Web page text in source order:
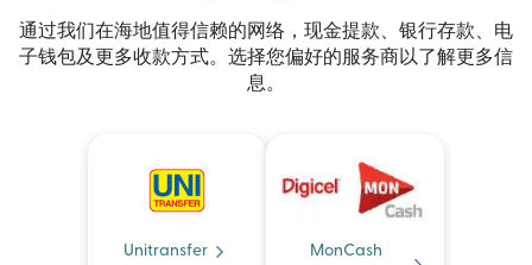
通过我们在海地值得信赖的网络，现金提款、银行存款、电
子钱包及更多收款方式。选择您偏好的服务商以了解更多信
息。
Unitransfer
MonCash